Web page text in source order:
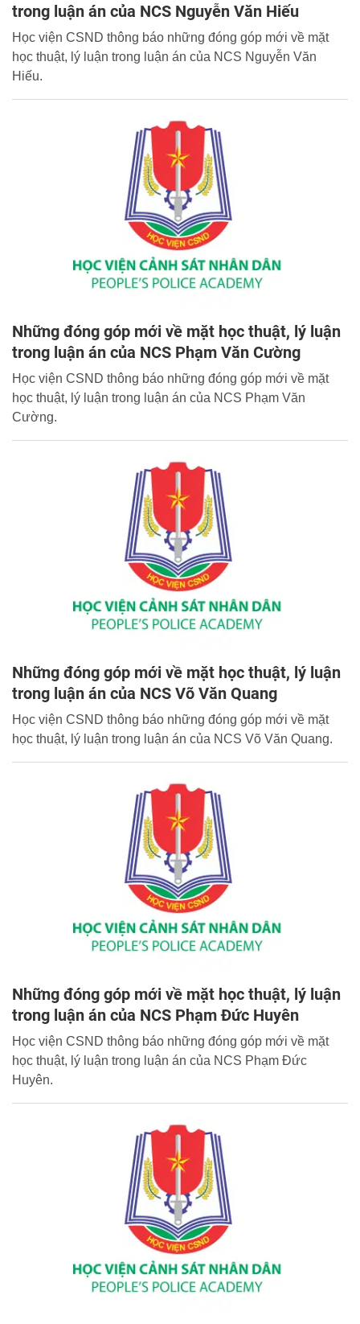
trong luận án của NCS Nguyễn Văn Hiếu
Học viện CSND thông báo những đóng góp mới về mặt
học thuật, lý luận trong luận án của NCS Nguyễn Văn
Hiếu.
Những đóng góp mới về mặt học thuật, lý luận
trong luận án của NCS Phạm Văn Cường
Học viện CSND thông báo những đóng góp mới về mặt
học thuật, lý luận trong luận án của NCS Phạm Văn
Cường.
Những đóng góp mới về mặt học thuật, lý luận
trong luận án của NCS Võ Văn Quang
Học viện CSND thông báo những đóng góp mới về mặt
học thuật, lý luận trong luận án của NCS Võ Văn Quang.
Những đóng góp mới về mặt học thuật, lý luận
trong luận án của NCS Phạm Đức Huyên
Học viện CSND thông báo những đóng góp mới về mặt
học thuật, lý luận trong luận án của NCS Phạm Đức
Huyên.